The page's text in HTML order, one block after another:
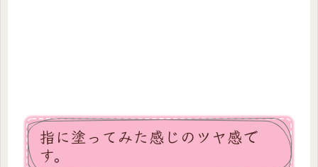
指に塗ってみた感じのツヤ感で
す。